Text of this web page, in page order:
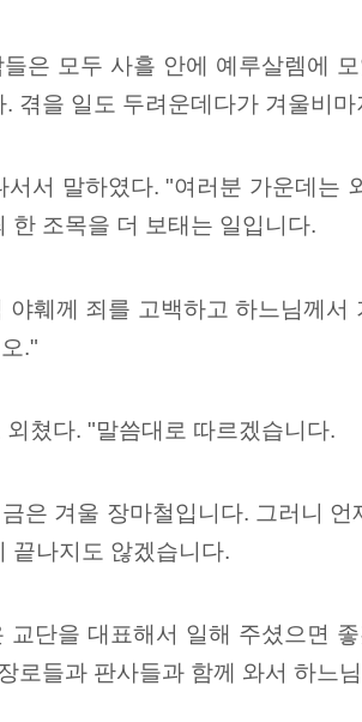
은 모두 사흘 안에 예루살렘에
겪을 일도 두려운데다가 겨울비
서서 말하였다. "여러분 가운데는
한 조목을 더 보태는 일입니다.
훼께 죄를 고백하고 하느님께
."
쳤다. "말씀대로 따르겠습니다.
은 겨울 장마철입니다. 그러니
끝나지도 않겠습니다.
교단을 대표해서 일해 주셨으면
로들과 판사들과 함께 와서 하느